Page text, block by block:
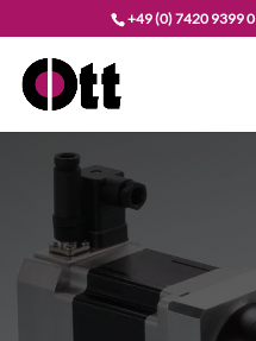
+49 (0) 7420 9399 0